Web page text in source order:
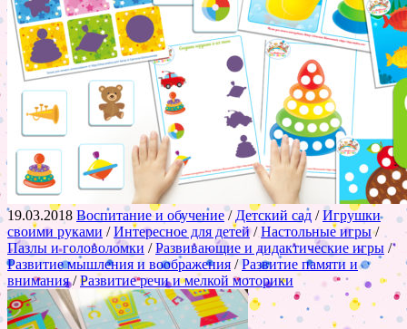
19.03.2018 Воспитание и обучение/ Детский сад /Игрушки
своими руками /Интересное для детей/Настольные игры/
Пазлы и головоломки /Развивающие и дидактические игры /
Развитие мышления и воображения /Развитие памяти и
внимания/Развитие речи и мелкой моторики